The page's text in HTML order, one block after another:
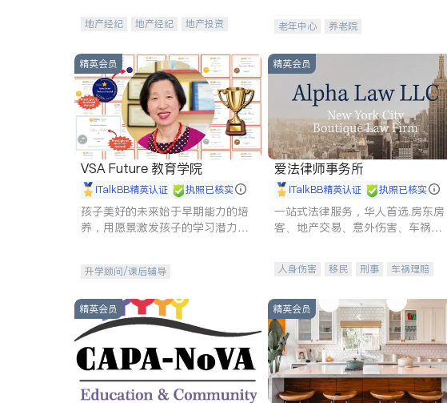
地产经纪 地产经纪
地产投资
老年中心 养老院
精英会员
VSA Future 教育学院
iTalkBB精英认证 执照已核实
孩子美好的未来始于早期能力的培
养，用愿景激发孩子的学习潜力和
升学顾问/课后辅导
精英会员
爱法律师事务所
iTalkBB精英认证 执照已核实
一站式法律服务，华人首选.房东房
客、地产交易、意外伤害、车祸重
人身伤害 移民 刑事
车祸理赔
商标注册
索赔 律师-其它 保释
精英会员 精英会员